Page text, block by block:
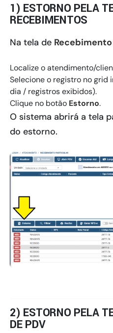
1) ESTORNO PELA
RECEBIMENTOS
Na tela de
Localize o atendimento/
Selecione o registro no
dia / registros exibidos).
Clique no botão Estorno.
O sistema abrirá a tela
do estorno.
2) ESTORNO PELA
DE PDV